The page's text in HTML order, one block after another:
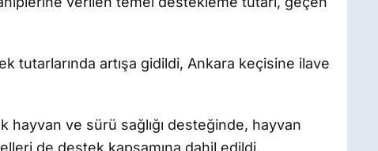
tutarlarında artışa gidildi, Ankara keçisine ilave
hayvan ve sürü sağlığı desteğinde, hayvan
de destek kapsamına dahil edildi.